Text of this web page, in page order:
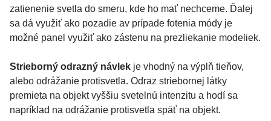
zatienenie svetla do smeru, kde ho mať nechceme. Ďalej
sa dá využiť ako pozadie av prípade fotenia módy je
možné panel využiť ako zástenu na prezliekanie modeliek.
Strieborný odrazný návlek je vhodný na výplň tieňov,
alebo odrážanie protisvetla. Odraz striebornej látky
premieta na objekt vyššiu svetelnú intenzitu a hodí sa
napríklad na odrážanie protisvetla späť na objekt.